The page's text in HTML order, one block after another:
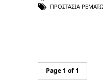
ΠΡΟΣΤΑΣΊΑ
Page 1 of 1